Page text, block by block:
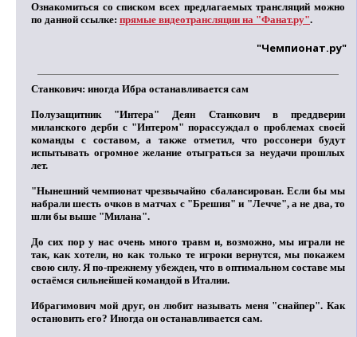
Ознакомиться со списком всех предлагаемых трансляций можно
по данной ссылке: прямые видеотрансляции на "Фанат.ру".
"Чемпионат.ру"
Станкович: иногда Ибра останавливается сам
Полузащитник "Интера"Деян Станковичв преддверии
миланского дерби с "Интером" порассуждал о проблемах своей
команды с составом, а также отметил, что россонери будут
испытывать огромное желание отыграться за неудачи прошлых
лет.
"Нынешний чемпионат чрезвычайно сбалансирован. Если бы мы
набрали шесть очков в матчах с "Брешия" и "Лечче", а не два, то
шли бы выше "Милана".
До сих пор у нас очень много травм и, возможно, мы играли не
так, как хотели, но как только те игроки вернутся, мы покажем
свою силу. Я по-прежнему убежден, что в оптимальном составе мы
остаёмся сильнейшей командой в Италии.
Ибрагимович мой друг, он любит называть меня "снайпер". Как
остановить его? Иногда он останавливается сам.